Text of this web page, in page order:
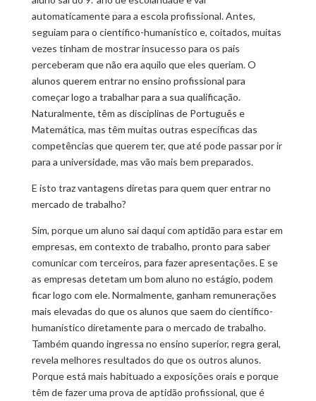
automaticamente para a escola profissional. Antes,
seguiam para o científico-humanístico e, coitados, muitas
vezes tinham de mostrar insucesso para os pais
perceberam que não era aquilo que eles queriam. O
alunos querem entrar no ensino profissional para
começar logo a trabalhar para a sua qualificação.
Naturalmente, têm as disciplinas de Português e
Matemática, mas têm muitas outras específicas das
competências que querem ter, que até pode passar por ir
para a universidade, mas vão mais bem preparados.
E isto traz vantagens diretas para quem quer entrar no
mercado de trabalho?
Sim, porque um aluno sai daqui com aptidão para estar em
empresas, em contexto de trabalho, pronto para saber
comunicar com terceiros, para fazer apresentações. E se
as empresas detetam um bom aluno no estágio, podem
ficar logo com ele. Normalmente, ganham remunerações
mais elevadas do que os alunos que saem do científico-
humanístico diretamente para o mercado de trabalho.
Também quando ingressa no ensino superior, regra geral,
revela melhores resultados do que os outros alunos.
Porque está mais habituado a exposições orais e porque
têm de fazer uma prova de aptidão profissional, que é